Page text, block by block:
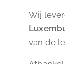
Wij
van de